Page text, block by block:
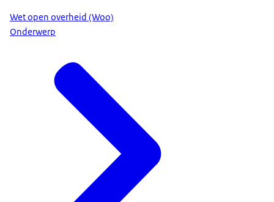
Wet open overheid (Woo)
Onderwerp